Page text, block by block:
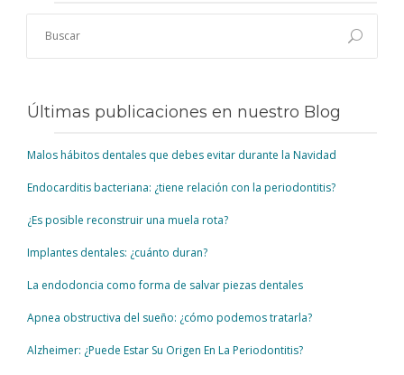
Últimas publicaciones en nuestro Blog
Malos hábitos dentales que debes evitar durante la Navidad
Endocarditis bacteriana: ¿tiene relación con la periodontitis?
¿Es posible reconstruir una muela rota?
Implantes dentales: ¿cuánto duran?
La endodoncia como forma de salvar piezas dentales
Apnea obstructiva del sueño: ¿cómo podemos tratarla?
Alzheimer: ¿Puede Estar Su Origen En La Periodontitis?